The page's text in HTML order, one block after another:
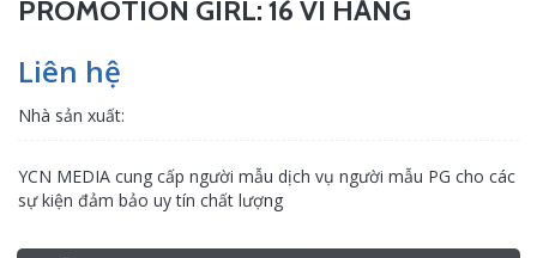
PROMOTION GIRL: 16 VI HẰNG
Liên hệ
Nhà sản xuất:
YCN MEDIA cung cấp người mẫu dịch vụ người mẫu PG cho các
sự kiện đảm bảo uy tín chất lượng